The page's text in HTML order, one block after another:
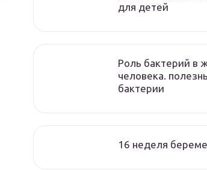
для детей
Роль бактерий в
человека.
бактерии
16 неделя